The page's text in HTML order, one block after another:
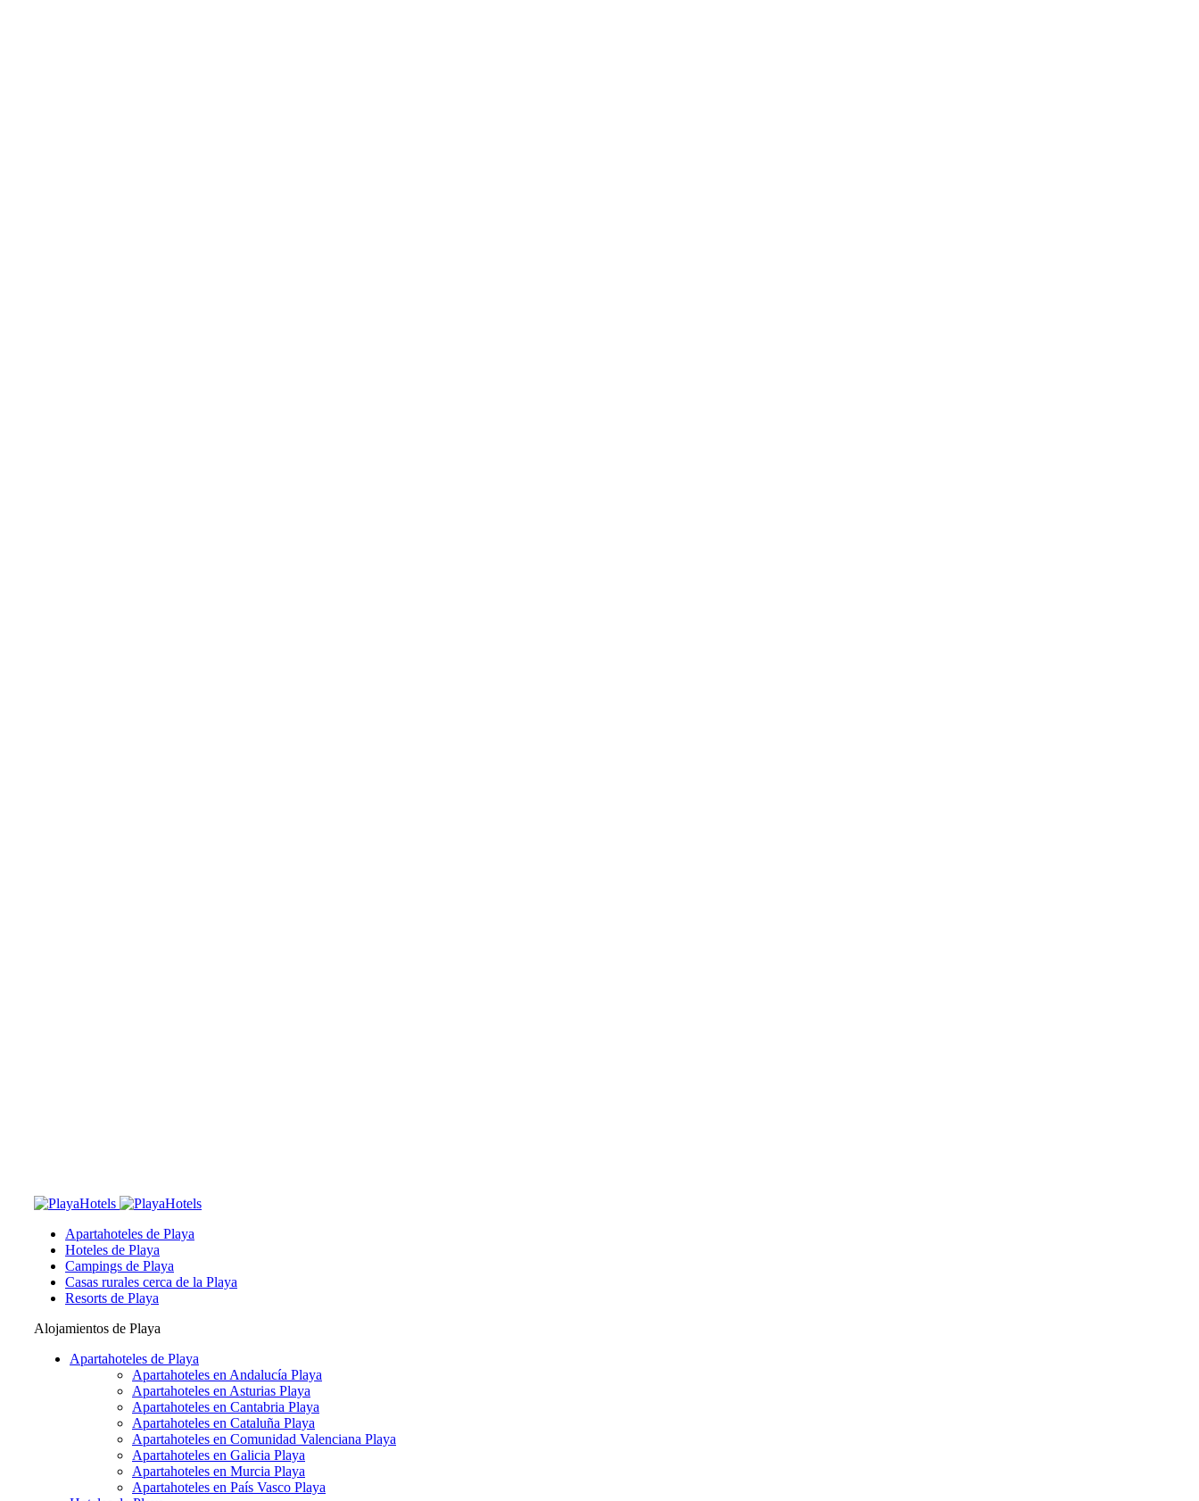
Apartahoteles de Playa
Hoteles de Playa
Campings de Playa
Casas rurales cerca de la Playa
Resorts de Playa
Alojamientos de Playa
Apartahoteles de Playa
Apartahoteles en Andalucía Playa
Apartahoteles en Asturias Playa
Apartahoteles en Cantabria Playa
Apartahoteles en Cataluña Playa
Apartahoteles en Comunidad Valenciana Playa
Apartahoteles en Galicia Playa
Apartahoteles en Murcia Playa
Apartahoteles en País Vasco Playa